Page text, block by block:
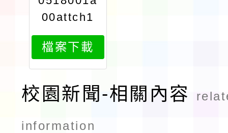
00attch1
檔案下載
校園新聞-相關內容
information